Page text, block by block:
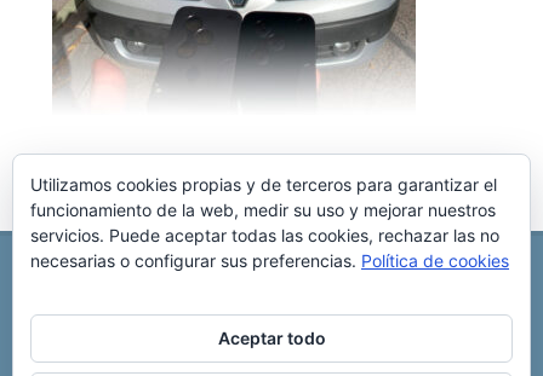
REPARACIÓN CENTRALITA DE COCHE
C/ Virgen del pilar, 6 ,
Copyright © 2025 Reparación Centralita De Coche
Utilizamos cookies propias y de terceros para garantizar el
funcionamiento de la web, medir su uso y mejorar nuestros
servicios. Puede aceptar todas las cookies, rechazar las no
necesarias o configurar sus preferencias. Política de cookies
Aceptar todo